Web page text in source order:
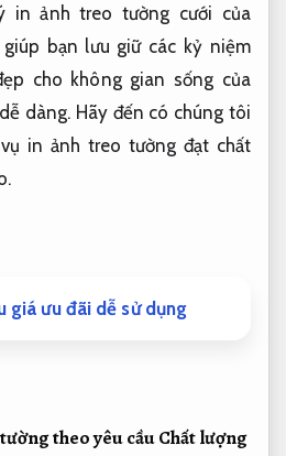
in ảnh treo tường cưới của
bạn lưu giữ các kỷ niệm
cho không gian sống của
dàng. Hãy đến có chúng tôi
in ảnh treo tường đạt chất
giá ưu đãi dễ sử dụng
theo yêu cầuChất lượng